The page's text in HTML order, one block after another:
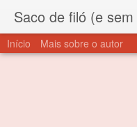
Saco de filó (e
Início Mais sobre o autor